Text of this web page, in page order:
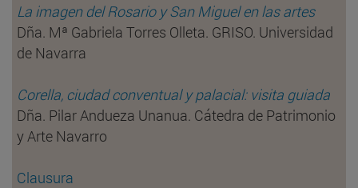
La imagen del Rosario y San Miguel en las artes
Dña. Mª Gabriela Torres Olleta. GRISO. Universidad
de Navarra
Corella, ciudad conventual y palacial: visita guiada
Dña. Pilar Andueza Unanua. Cátedra de Patrimonio
y Arte Navarro
Clausura